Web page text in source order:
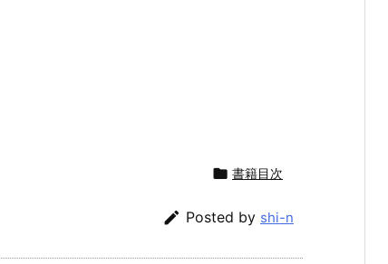
 書籍目次
 Posted by shi-n